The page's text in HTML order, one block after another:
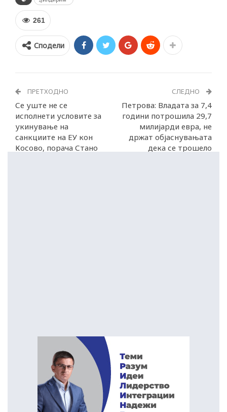
261
Сподели
ПРЕТХОДНО
Се уште не се
исполнети условите за
укинување на
санкциите на ЕУ кон
Косово, порача Стано
СЛЕДНО
Петрова: Владата за 7,4
години потрошила 29,7
милијарди евра, не
држат објаснувањата
дека се трошело